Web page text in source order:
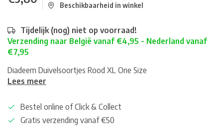
Beschikbaarheid in winkel
Tijdelijk (nog) niet op voorraad!
Verzending naar België vanaf €4,95 - Nederland vanaf
€7,95
Diadeem Duivelsoortjes Rood XL One Size
Lees meer
Bestel online of Click & Collect
Gratis verzending vanaf €50